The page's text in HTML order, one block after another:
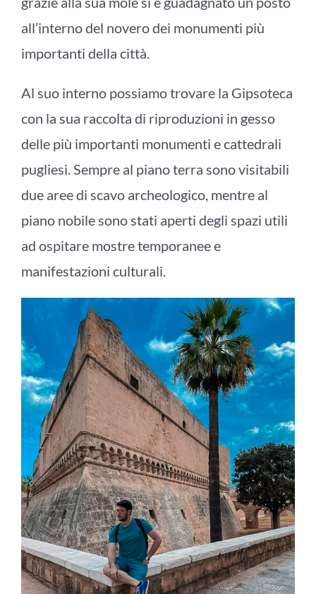
all’interno del novero dei monumenti più
importanti della città.
Al suo interno possiamo trovare la Gipsoteca
con la sua raccolta di riproduzioni in gesso
delle più importanti monumenti e cattedrali
pugliesi. Sempre al piano terra sono visitabili
due aree di scavo archeologico, mentre al
piano nobile sono stati aperti degli spazi utili
ad ospitare mostre temporanee e
manifestazioni culturali.